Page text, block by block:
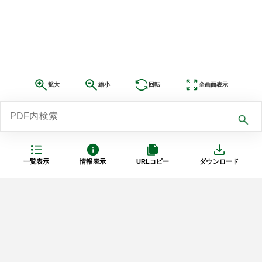
一覧表示 情報表示 URLコピー ダウンロード
拡大 縮小 回転 全画面表示